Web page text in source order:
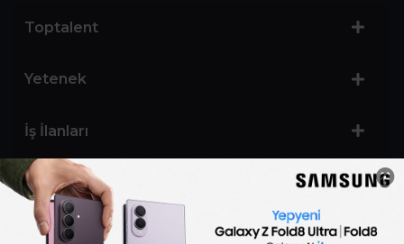
Toptalent
Yetenek
İş İlanları
Sertifika Programları
Yetenek Testleri